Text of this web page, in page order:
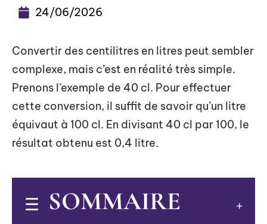
24/06/2026
Convertir des centilitres en litres peut sembler
complexe, mais c’est en réalité très simple.
Prenons l’exemple de 40 cl. Pour effectuer
cette conversion, il suffit de savoir qu’un litre
équivaut à 100 cl. En divisant 40 cl par 100, le
résultat obtenu est 0,4 litre.
SOMMAIRE